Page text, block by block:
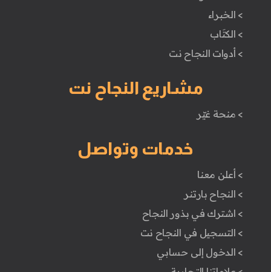
> الخبراء
> الكتَاب
> أدوات النجاح نت
مشاريع النجاح نت
> منحة غيّر
خدمات وتواصل
> أعلن معنا
> النجاح بارتنر
> اشترك في بذور النجاح
> التسجيل في النجاح نت
> الدخول إلى حسابي